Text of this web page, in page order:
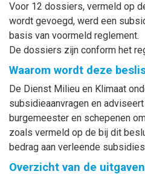
Voor 12 dossiers, vermeld op
wordt gevoegd, werd een
basis van voormeld reglement.
De dossiers zijn conform het
Waarom wordt deze
De Dienst Milieu en Klimaat
subsidieaanvragen en
burgemeester en schepenen
zoals vermeld op de bij dit
bedrag aan verleende
Overzicht van de uitgaven